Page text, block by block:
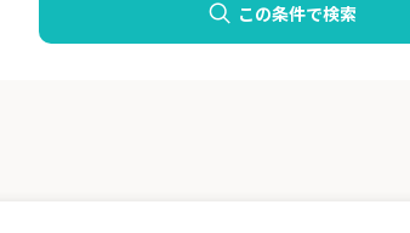
この条件で検索